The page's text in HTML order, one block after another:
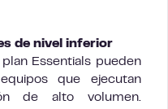
de nivel inferior
Essentials pueden
que ejecutan
de alto volumen.